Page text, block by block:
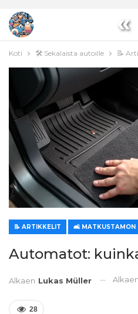
«
Koti 🛠️ Sekalaista autoille 📝
📝 ARTIKKELIT
Automatot:
Alkaen Lukas Müller Alkaen
28